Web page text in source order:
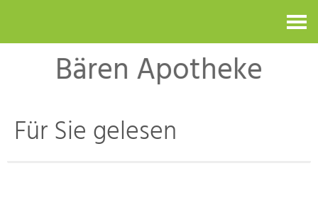
Bären Apotheke
Für Sie gelesen